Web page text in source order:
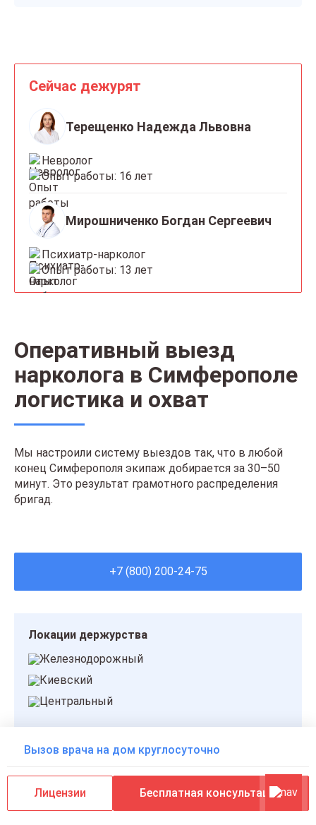
Сейчас дежурят
Терещенко Надежда Львовна
Невролог
Опыт работы: 16 лет
Мирошниченко Богдан Сергеевич
Психиатр-нарколог
Опыт работы: 13 лет
Вызов врача на дом круглосуточно
Лицензии Бесплатная консультация
Оперативный выезд
нарколога в Симферополе
логистика и охват
Мы настроили систему выездов так, что в любой
конец Симферополя экипаж добирается за 30–50
минут. Это результат грамотного распределения
бригад.
+7 (800) 200-24-75
Локации держурства
Железнодорожный
Киевский
Центральный
Точки быстрого доступа
ТЦ «Меганом»
ул. Кирова